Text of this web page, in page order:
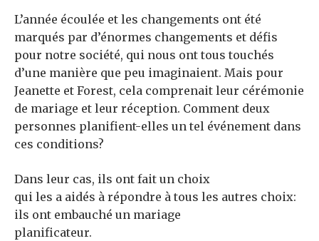
L’année écoulée et les changements ont été
marqués par d’énormes changements et défis
pour notre société, qui nous ont tous touchés
d’une manière que peu imaginaient. Mais pour
Jeanette et Forest, cela comprenait leur cérémonie
de mariage et leur réception. Comment deux
personnes planifient-elles un tel événement dans
ces conditions?
Dans leur cas, ils ont fait un choix
qui les a aidés à répondre à tous les autres choix:
ils ont embauché un mariage
planificateur.